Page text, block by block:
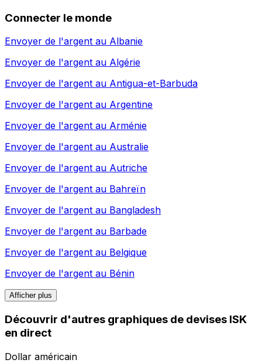
Connecter le monde
Envoyer de l'argent au Albanie
Envoyer de l'argent au Algérie
Envoyer de l'argent au Antigua-et-Barbuda
Envoyer de l'argent au Argentine
Envoyer de l'argent au Arménie
Envoyer de l'argent au Australie
Envoyer de l'argent au Autriche
Envoyer de l'argent au Bahreïn
Envoyer de l'argent au Bangladesh
Envoyer de l'argent au Barbade
Envoyer de l'argent au Belgique
Envoyer de l'argent au Bénin
Afficher plus
Découvrir d'autres graphiques de devises ISK
en direct
Dollar américain